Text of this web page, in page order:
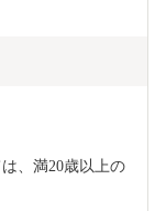
、満20歳以上の